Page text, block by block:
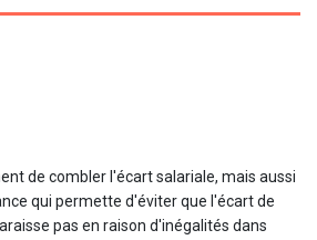
de combler l'écart salariale, mais aussi
qui permette d'éviter que l'écart de
pas en raison d'inégalités dans